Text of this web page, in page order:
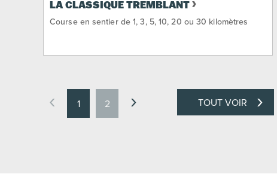
LA CLASSIQUE TREMBLANT
Course en sentier de 1, 3, 5, 10, 20 ou 30 kilomètres
1 2 TOUT VOIR